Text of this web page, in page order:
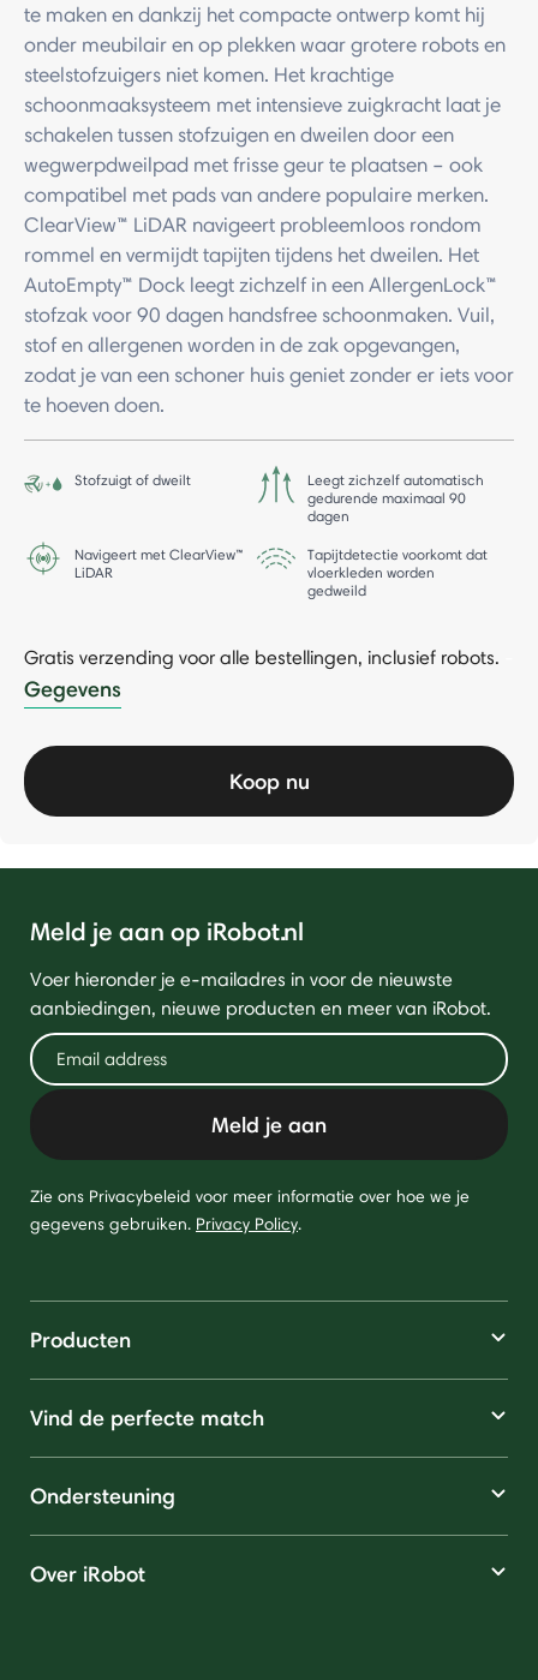
te maken en dankzij het compacte ontwerp komt hij
onder meubilair en op plekken waar grotere robots en
steelstofzuigers niet komen. Het krachtige
schoonmaaksysteem met intensieve zuigkracht laat je
schakelen tussen stofzuigen en dweilen door een
wegwerpdweilpad met frisse geur te plaatsen – ook
compatibel met pads van andere populaire merken.
ClearView™ LiDAR navigeert probleemloos rondom
rommel en vermijdt tapijten tijdens het dweilen. Het
AutoEmpty™ Dock leegt zichzelf in een AllergenLock™
stofzak voor 90 dagen handsfree schoonmaken. Vuil,
stof en allergenen worden in de zak opgevangen,
zodat je van een schoner huis geniet zonder er iets voor
te hoeven doen.
Stofzuigt of dweilt
Leegt zichzelf automatisch
gedurende maximaal 90
dagen
Navigeert met ClearView™
LiDAR
Tapijtdetectie voorkomt dat
vloerkleden worden
gedweild
Gratis verzending voor alle bestellingen, inclusief robots.
Gegevens
Koop nu
Meld je aan op iRobot.nl
Voer hieronder je e-mailadres in voor de nieuwste
aanbiedingen, nieuwe producten en meer van iRobot.
Meld je aan
Zie ons Privacybeleid voor meer informatie over hoe we je
gegevens gebruiken. Privacy Policy.
Producten
Vind de perfecte match
Ondersteuning
Over iRobot